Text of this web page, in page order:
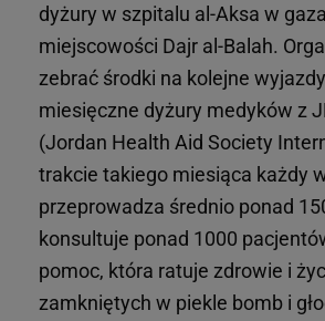
dyżury w szpitalu al-Aksa w
miejscowości Dajr al-Balah.
zebrać środki na kolejne
miesięczne dyżury medyków z
(Jordan Health Aid Society
trakcie takiego miesiąca każdy
przeprowadza średnio ponad
konsultuje ponad 1000
pomoc, która ratuje zdrowie i
zamkniętych w piekle bomb i